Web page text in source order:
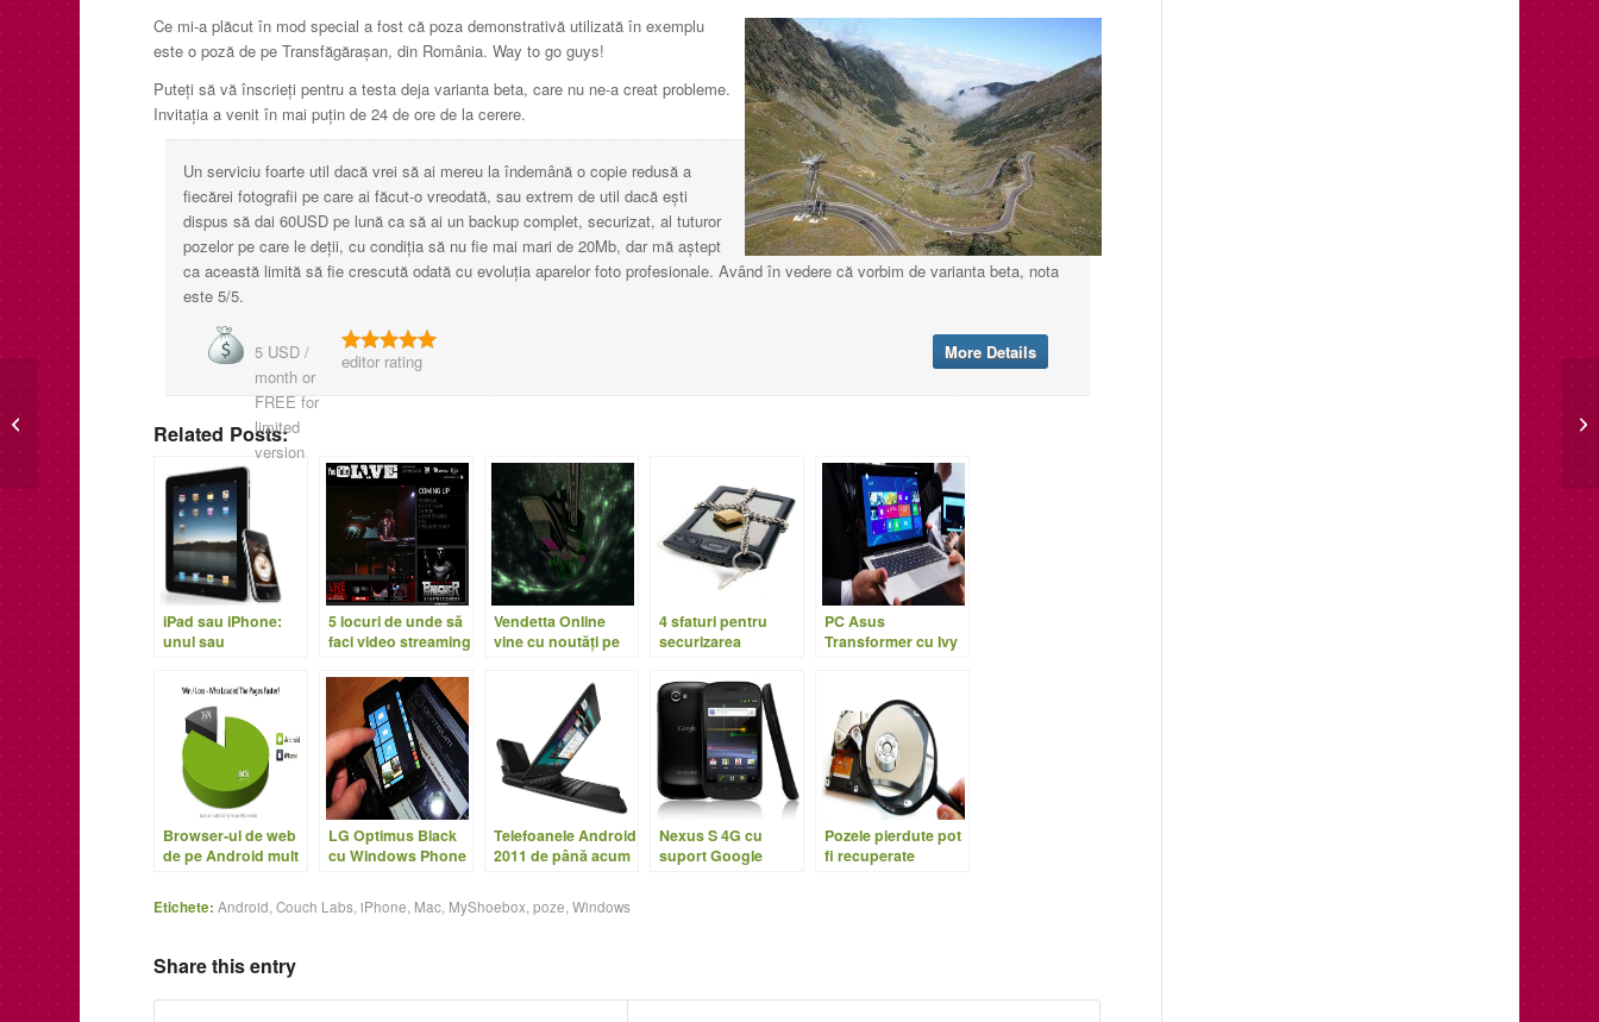
Ce mi-a plăcut în mod special a fost că poza demonstrativă utilizată în exemplu
este o poză de pe Transfăgărașan, din România. Way to go guys!
Puteți să vă înscrieți pentru a testa deja varianta beta, care nu ne-a creat probleme.
Invitația a venit în mai puțin de 24 de ore de la cerere.
Un serviciu foarte util dacă vrei să ai mereu la îndemână o copie redusă a
fiecărei fotografii pe care ai făcut-o vreodată, sau extrem de util dacă ești
dispus să dai 60USD pe lună ca să ai un backup complet, securizat, al tuturor
pozelor pe care le deții, cu condiția să nu fie mai mari de 20Mb, dar mă aștept
ca această limită să fie crescută odată cu evoluția aparelor foto profesionale. Având în vedere că vorbim de varianta beta, nota
este 5/5.
5 USD /
month or
FREE for
limited
version
editor rating More Details
Related Posts:
iPad sau iPhone:
unul sau
5 locuri de unde să
faci video streaming
Vendetta Online
vine cu noutăți pe
4 sfaturi pentru
securizarea
PC Asus
Transformer cu Ivy
Browser-ul de web
de pe Android mult
LG Optimus Black
cu Windows Phone
Telefoanele Android
2011 de până acum
Nexus S 4G cu
suport Google
Pozele pierdute pot
fi recuperate
Etichete: Android ,Couch Labs ,iPhone Mac MyShoebox ,poze ,Windows
Share this entry
2013, Test Antivirus